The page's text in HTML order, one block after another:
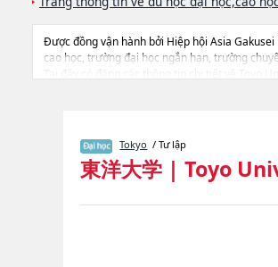
Được đồng vận hành bởi Hiệp hội Asia Gakusei
cao học, trường đại học ngắn hạn, trường
Tại đây có đăng các thông tin chi tiết về Toyo
DesignhoặcNgành International Tourism
tuyển sinh, số lượng trúng tuyển, cở sở trang
Tokyo / Tư lập
東洋大学 | Toyo